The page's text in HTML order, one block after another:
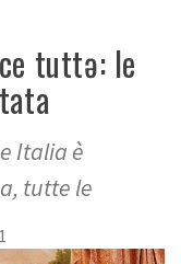
tuttə: le
Italia è
tutte le